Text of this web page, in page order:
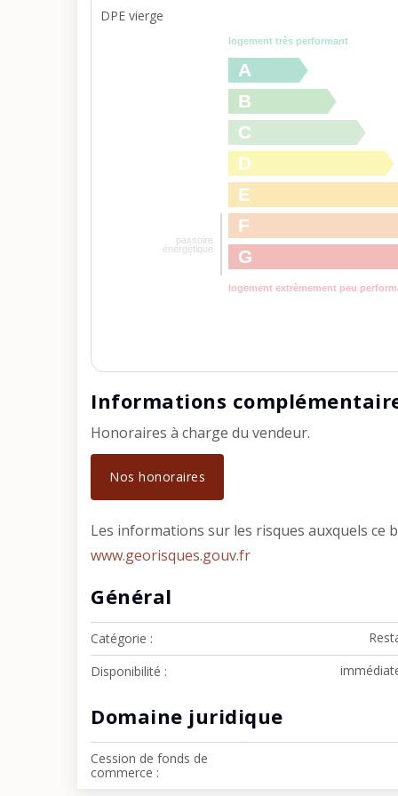
DPE vierge
logement très performant
A
B
C
D
E
passoire
énergétique
F
G
logement extrèmement peu
Informations
Honoraires à charge du vendeur.
Nos honoraires
Les informations sur les risques auxquels ce
www.georisques.gouv.fr
Général
Catégorie
Disponibilité
Domaine juridique
Cession de fonds de
commerce